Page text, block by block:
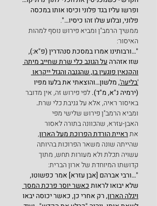
ופרשו עליו בגד פלוני וכיסו אותו במכסה
פלוני, ובלוע שלו זהו כיסיו…".
ממשיך הרמב"ן ומביא פירוש נוסף למהות
האיסור:
"…ורבותינו אמרו במסכת סנהדרין (פ"א:),
שזו אזהרה על הגונב כלי שרת שחייב מיתה
והקנאין פוגעין בו, שהגנבה והגזל ייקראו
'בליעה', מלשון…והוצאתי את בלעו מפיו
(ירמיה נ"א, מ"ד). לפי פירוש זה, אין מדובר
באיסור ראיה, אלא על גניבת כלי שרת.
ומביא הרמב"ן פירוש שלישי מפי
האבן-עזרא, שהכוונה בתורה לאסור
את ראיית הורדת הפרוכת מעל הארון,
שהייתה שונה משאר הפרוכות בהיותה
עשויה תכלת ולא מעורות תחש, מתוך
קדושתו המיוחדת של ארון הברית:
"…ורבי אברהם [אבן עזרא] אמרכפשוטו,
שלא יבואו לראות כאשר יוסר פרכת המסך
ויגלה הארון, רק אחרי כן, כאשר יכוסה יבאו